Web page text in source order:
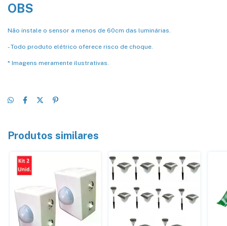
OBS
Não instale o sensor a menos de 60cm das luminárias.
- Todo produto elétrico oferece risco de choque.
* Imagens meramente ilustrativas.
Produtos similares